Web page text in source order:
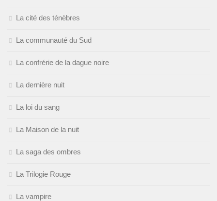
La cité des ténèbres
La communauté du Sud
La confrérie de la dague noire
La dernière nuit
La loi du sang
La Maison de la nuit
La saga des ombres
La Trilogie Rouge
La vampire